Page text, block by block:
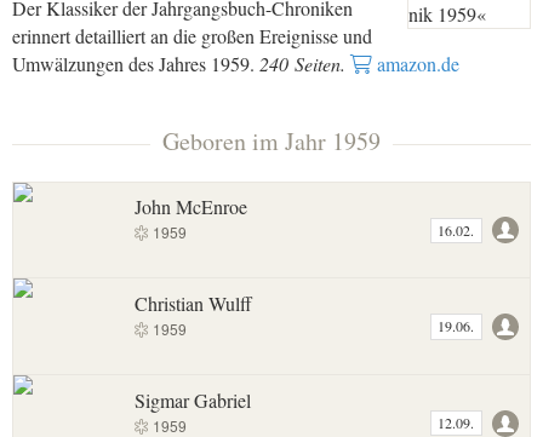
Der Klassiker der Jahrgangsbuch-Chroniken
erinnert detailliert an die großen Ereignisse und
Umwälzungen des Jahres 1959. 240 Seiten. amazon.de
Geboren im Jahr 1959
John McEnroe
1959 16.02.
Christian Wulff
1959 19.06.
Sigmar Gabriel
1959 12.09.